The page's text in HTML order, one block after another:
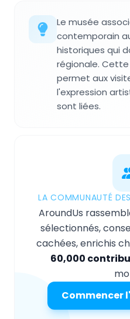
Le musée
contemporain
historiques qui
régionale.
permet aux
l'expression
sont liées.
LA COMMUNAUTÉ
AroundUs
sélectionnés,
cachées, enrichis
60,000
Commencer